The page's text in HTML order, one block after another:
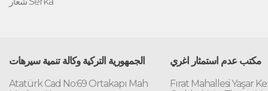
الجمهورية التركية وكالة تنمية سيرهات
Atatürk Cad No:69 Ortakapı Mah
مكتب عدم استمثار اغري
Fırat Mahallesi Yaşar